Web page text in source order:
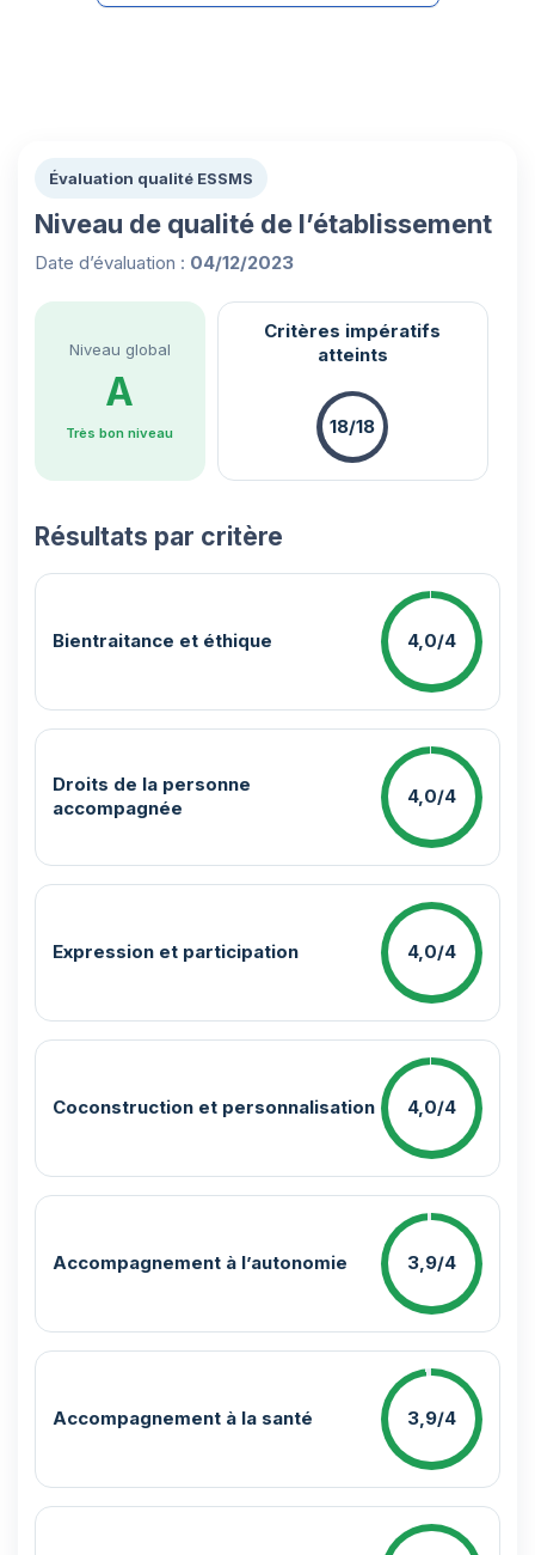
Évaluation qualité ESSMS
Niveau de qualité de l’établissement
Date d’évaluation : 04/12/2023
Niveau global
A
Très bon niveau
Critères impératifs
atteints
18/18
Résultats par critère
Bientraitance et éthique 4,0/4
Droits de la personne
accompagnée
4,0/4
Expression et participation 4,0/4
Coconstruction et personnalisation 4,0/4
Accompagnement à l’autonomie 3,9/4
Accompagnement à la santé 3,9/4